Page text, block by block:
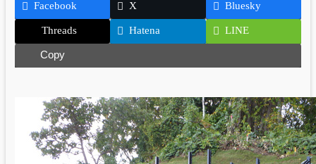
Facebook X Bluesky
Threads Hatena LINE
Copy